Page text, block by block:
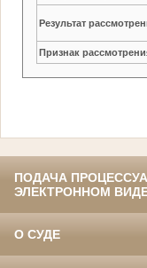
Результат
Признак
ПОДАЧА
ЭЛЕКТРОННОМ
О СУДЕ